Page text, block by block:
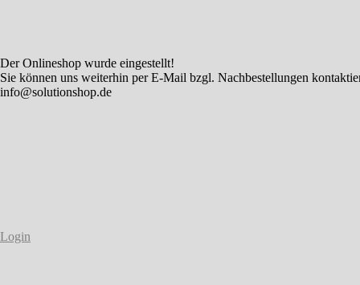
Der Onlineshop wurde eingestellt!
Sie können uns weiterhin per E-Mail bzgl. Nachbestellungen
info@solutionshop.de
Login